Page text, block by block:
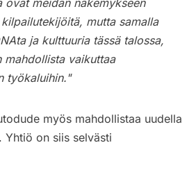
mutta samalla
ja kulttuuria tässä talossa,
vaikuttaa
työkaluihin."
myös mahdollistaa uudella
on siis selvästi